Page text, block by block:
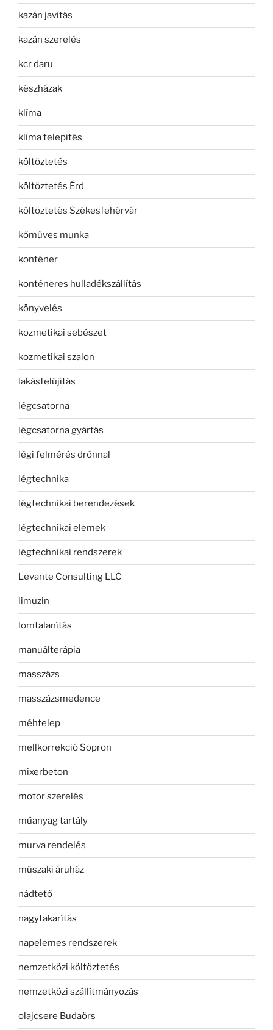
kazán javítás
kazán szerelés
kcr daru
készházak
klíma
klíma telepítés
költöztetés
költöztetés Érd
költöztetés Székesfehérvár
kőműves munka
konténer
konténeres hulladékszállítás
könyvelés
kozmetikai sebészet
kozmetikai szalon
lakásfelújítás
légcsatorna
légcsatorna gyártás
légi felmérés drónnal
légtechnika
légtechnikai berendezések
légtechnikai elemek
légtechnikai rendszerek
Levante Consulting LLC
limuzin
lomtalanítás
manuálterápia
masszázs
masszázsmedence
méhtelep
mellkorrekció Sopron
mixerbeton
motor szerelés
műanyag tartály
murva rendelés
műszaki áruház
nádtető
nagytakarítás
napelemes rendszerek
nemzetközi költöztetés
nemzetközi szállítmányozás
olajcsere Budaörs